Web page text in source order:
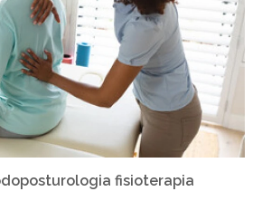
fisioterapia